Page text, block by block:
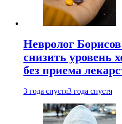
Невролог
снизить уровень
без приема
3 года спустя3 года спустя